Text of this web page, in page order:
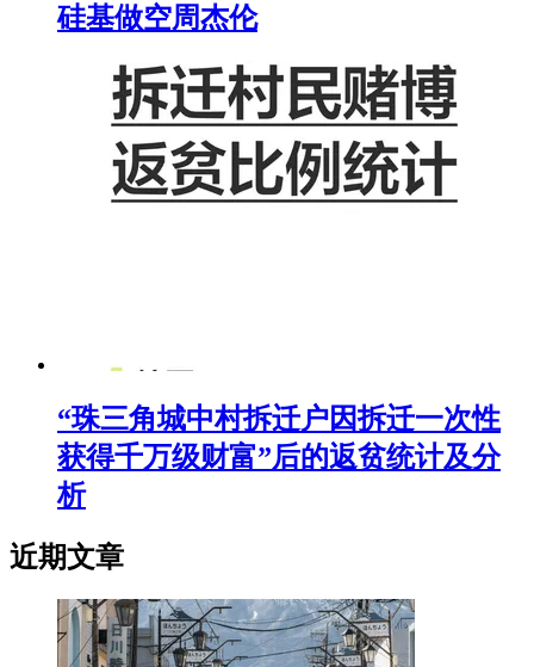
硅基做空周杰伦
“珠三角城中村拆迁户因拆迁一次性
获得千万级财富”后的返贫统计及分
析
近期文章